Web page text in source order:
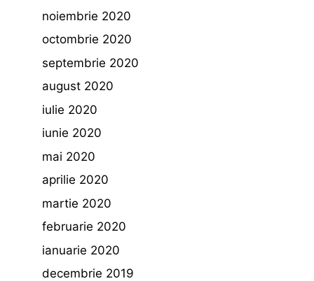
noiembrie 2020
octombrie 2020
septembrie 2020
august 2020
iulie 2020
iunie 2020
mai 2020
aprilie 2020
martie 2020
februarie 2020
ianuarie 2020
decembrie 2019